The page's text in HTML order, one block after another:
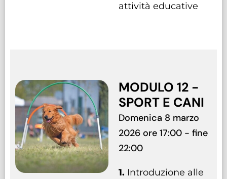
attività educative
MODULO 12 -
SPORT E CANI
Domenica 8 marzo
2026 ore 17:00 - fine
22:00
1. Introduzione alle